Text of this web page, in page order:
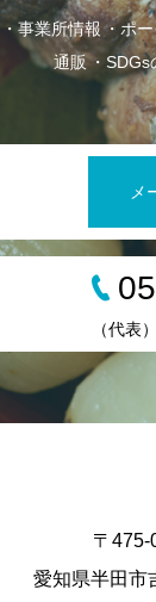
事業所情報 ポ
通販
SDGs
メ
（代表）
〒475-
愛知県半田市